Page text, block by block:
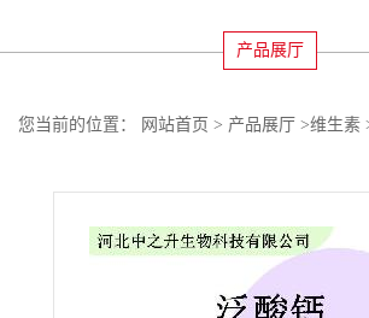
产品展厅
您当前的位置： 网站首页 > 产品展厅 >维生素